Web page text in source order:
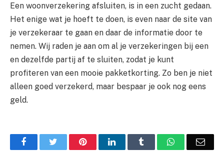
Een woonverzekering afsluiten, is in een zucht gedaan.
Het enige wat je hoeft te doen, is even naar de site van
je verzekeraar te gaan en daar de informatie door te
nemen. Wij raden je aan om al je verzekeringen bij een
en dezelfde partij af te sluiten, zodat je kunt
profiteren van een mooie pakketkorting. Zo ben je niet
alleen goed verzekerd, maar bespaar je ook nog eens
geld.
FacebookTwitter PinterestLinkedIn Tumblr WhatsApp